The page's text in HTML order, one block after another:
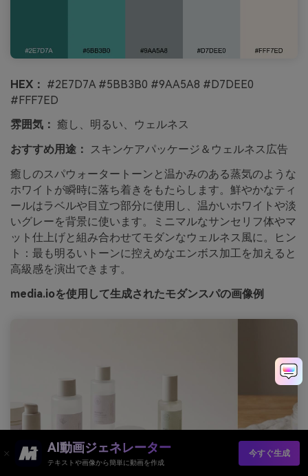
HEX： #2E7D7A #5BB3B0 #9AA5A8 #D7DEE0
#FFF7ED
雰囲気： 癒し、明るい、ウェルネス
おすすめ用途： スキンケアパッケージ＆ウェルネス広告
癒しのスパウォータートーンと温かみのある蒸気のような
ホワイトが瞬時に落ち着きをもたらします。鮮やかなティ
ールはラベルや目立つ部分に使用し、温かいホワイトや淡
いグレーを背景に使います。ミニマルなサンセリフ体やマ
ット仕上げと組み合わせてモダンなウェルネス風に。ヒン
ト：最も明るいトーンに控えめなエンボス加工を加えると
高級感を演出できます。
media.ioを使用して生成されたモダンスパの画像例
AI動画ジェネレーター
テキストや画像から簡単に動画を作成
今すぐ生成